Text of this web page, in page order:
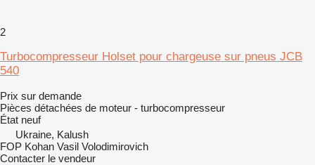
2
Turbocompresseur Holset pour chargeuse sur pneus JCB
540
Prix sur demande
Pièces détachées de moteur - turbocompresseur
État neuf
Ukraine, Kalush
FOP Kohan Vasil Volodimirovich
Contacter le vendeur